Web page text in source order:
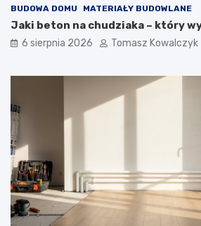
BUDOWA DOMU MATERIAŁY BUDOWLANE
Jaki beton na chudziaka – który
6 sierpnia 2026 Tomasz Kowalczyk